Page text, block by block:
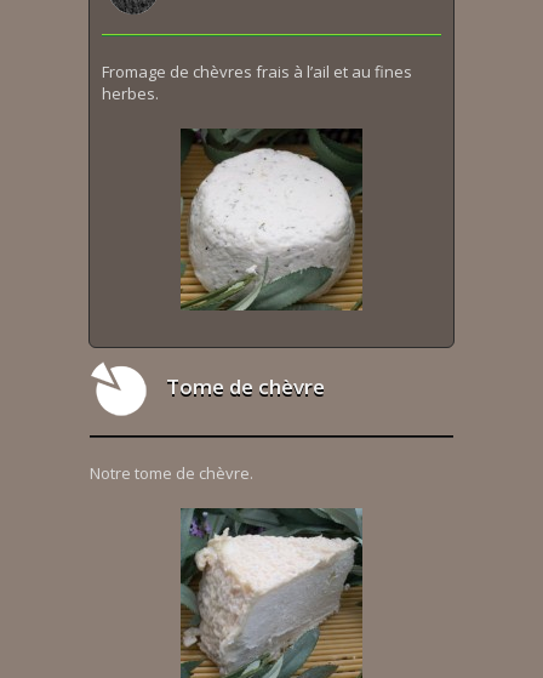
Fromage de chèvres frais à l’ail et au fines
herbes.
Tome de chèvre
Notre tome de chèvre.